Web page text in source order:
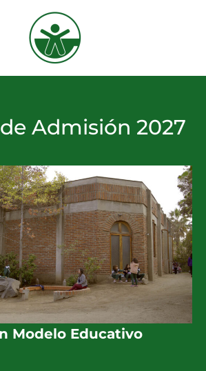
Admisión 2027
Modelo Educativo